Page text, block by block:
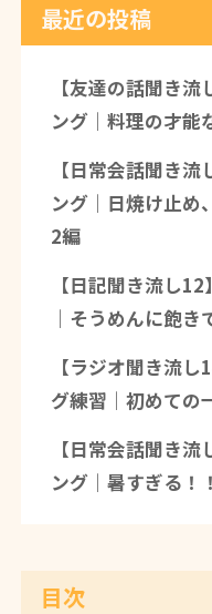
最近の投稿
【友達の話聞き
ング｜料理の才能
【日常会話聞き
ング｜日焼け止め
2編
【日記聞き流し
｜そうめんに飽き
【ラジオ聞き流
グ練習｜初めての
【日常会話聞き
ング｜暑すぎる！
目次